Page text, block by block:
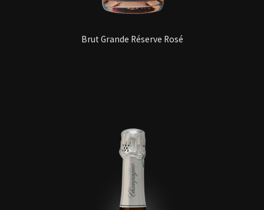
Brut Grande Réserve Rosé